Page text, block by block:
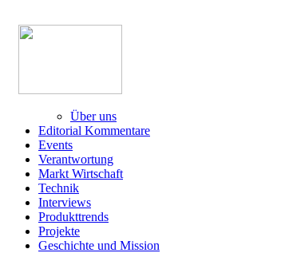
Über uns
Editorial Kommentare
Events
Verantwortung
Markt Wirtschaft
Technik
Interviews
Produkttrends
Projekte
Geschichte und Mission